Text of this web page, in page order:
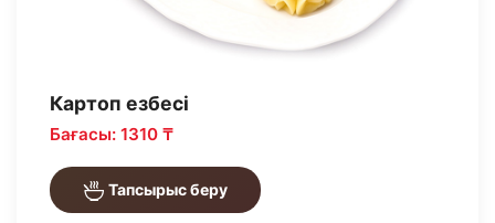
Картоп езбесі
Бағасы: 1310 ₸
Тапсырыс беру